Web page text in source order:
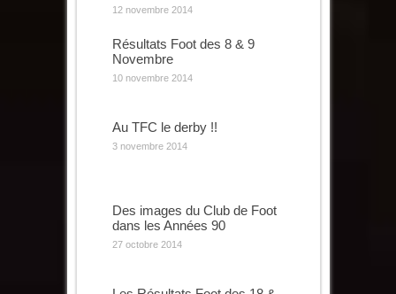
12 novembre 2014
Résultats Foot des 8 & 9
Novembre
10 novembre 2014
Au TFC le derby !!
3 novembre 2014
Des images du Club de Foot
dans les Années 90
27 octobre 2014